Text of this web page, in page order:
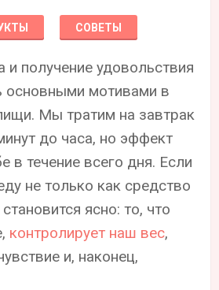
СОВЕТЫ
и получение удовольствия
мотивами в
Мы тратим на завтрак
до часа, но эффект
в течение всего дня. Если
не только как средство
ясно: то, что
контролирует наш вес,
и, наконец,